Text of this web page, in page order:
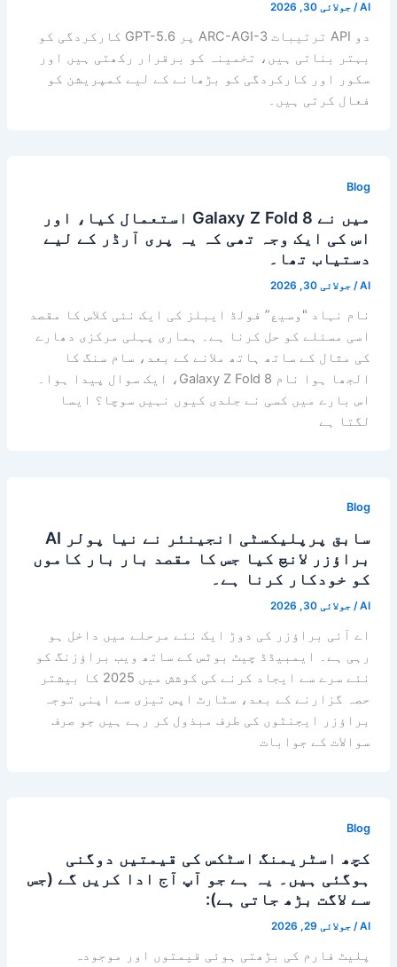
AI
/ جولائی 30, 2026
دو API ترتیبات ARC-AGI-3 پر GPT-5.6 کارکردگی کو
بہتر بناتی ہیں، تخمینہ کو برقرار رکھتی ہیں اور
سکور اور کارکردگی کو بڑھانے کے لیے کمپریشن کو
فعال کرتی ہیں۔
Blog
میں نے Galaxy Z Fold 8 استعمال کیا، اور
اس کی ایک وجہ تھی کہ یہ پری آرڈر کے لیے
دستیاب تھا۔
AI
/ جولائی 30, 2026
نام نہاد "وسیع” فولڈ ایبلز کی ایک نئی کلاس کا مقصد
اسی مسئلے کو حل کرنا ہے۔ ہماری پہلی مرکزی دھارے
کی مثال کے ساتھ ہاتھ ملانے کے بعد، سام سنگ کا
الجھا ہوا نام Galaxy Z Fold 8، ایک سوال پیدا ہوا۔
اس بارے میں کسی نے جلدی کیوں نہیں سوچا؟ ایسا
لگتا ہے
Blog
سابق پرپلیکسٹی انجینئر نے نیا پولر AI
براؤزر لانچ کیا جس کا مقصد بار بار کاموں
کو خودکار کرنا ہے۔
AI
/ جولائی 30, 2026
اے آئی براؤزر کی دوڑ ایک نئے مرحلے میں داخل ہو
رہی ہے۔ ایمبیڈڈ چیٹ بوٹس کے ساتھ ویب براؤزنگ کو
نئے سرے سے ایجاد کرنے کی کوشش میں 2025 کا بیشتر
حصہ گزارنے کے بعد، سٹارٹ اپس تیزی سے اپنی توجہ
براؤزر ایجنٹوں کی طرف مبذول کر رہے ہیں جو صرف
سوالات کے جوابات
Blog
کچھ اسٹریمنگ اسٹکس کی قیمتیں دوگنی
ہوگئی ہیں۔ یہ ہے جو آپ آج ادا کریں گے (جس
سے لاگت بڑھ جاتی ہے):
AI
/ جولائی 29, 2026
پلیٹ فارم کی بڑھتی ہوئی قیمتوں اور موجودہ